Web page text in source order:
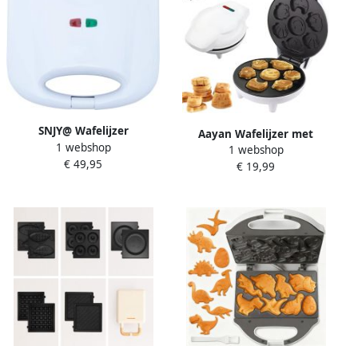
SNJY@ Wafelijzer
Wafelmaker Kniepertjesijzer
700 W Wit
1 webshop
€ 49,95
Aayan Wafelijzer met
Figuren 1200W –
Wafelmaker &
cm – Wafelijzer met Leuke
Vormen (Kat Hond Smiley) –
Kinder Wafels – Compact –
Wit – 78465
1 webshop
€ 19,99